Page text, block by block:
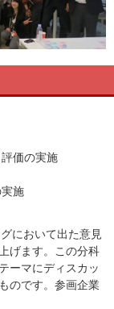
価の実施
施
において出た意見
げます。この分科
ーマにディスカッ
のです。参画企業